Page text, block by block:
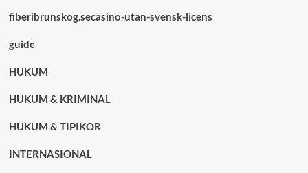
fiberibrunskog.secasino-utan-svensk-licens
guide
HUKUM
HUKUM & KRIMINAL
HUKUM & TIPIKOR
INTERNASIONAL